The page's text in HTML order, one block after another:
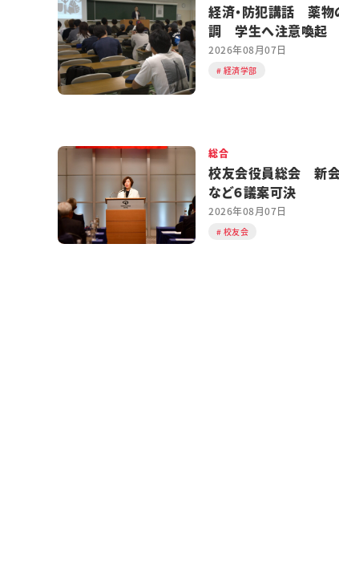
経済・防犯講話 薬物
調 学生へ注意喚起
2026年08月07日
経済学部
総合
校友会役員総会 新
など６議案可決
2026年08月07日
校友会